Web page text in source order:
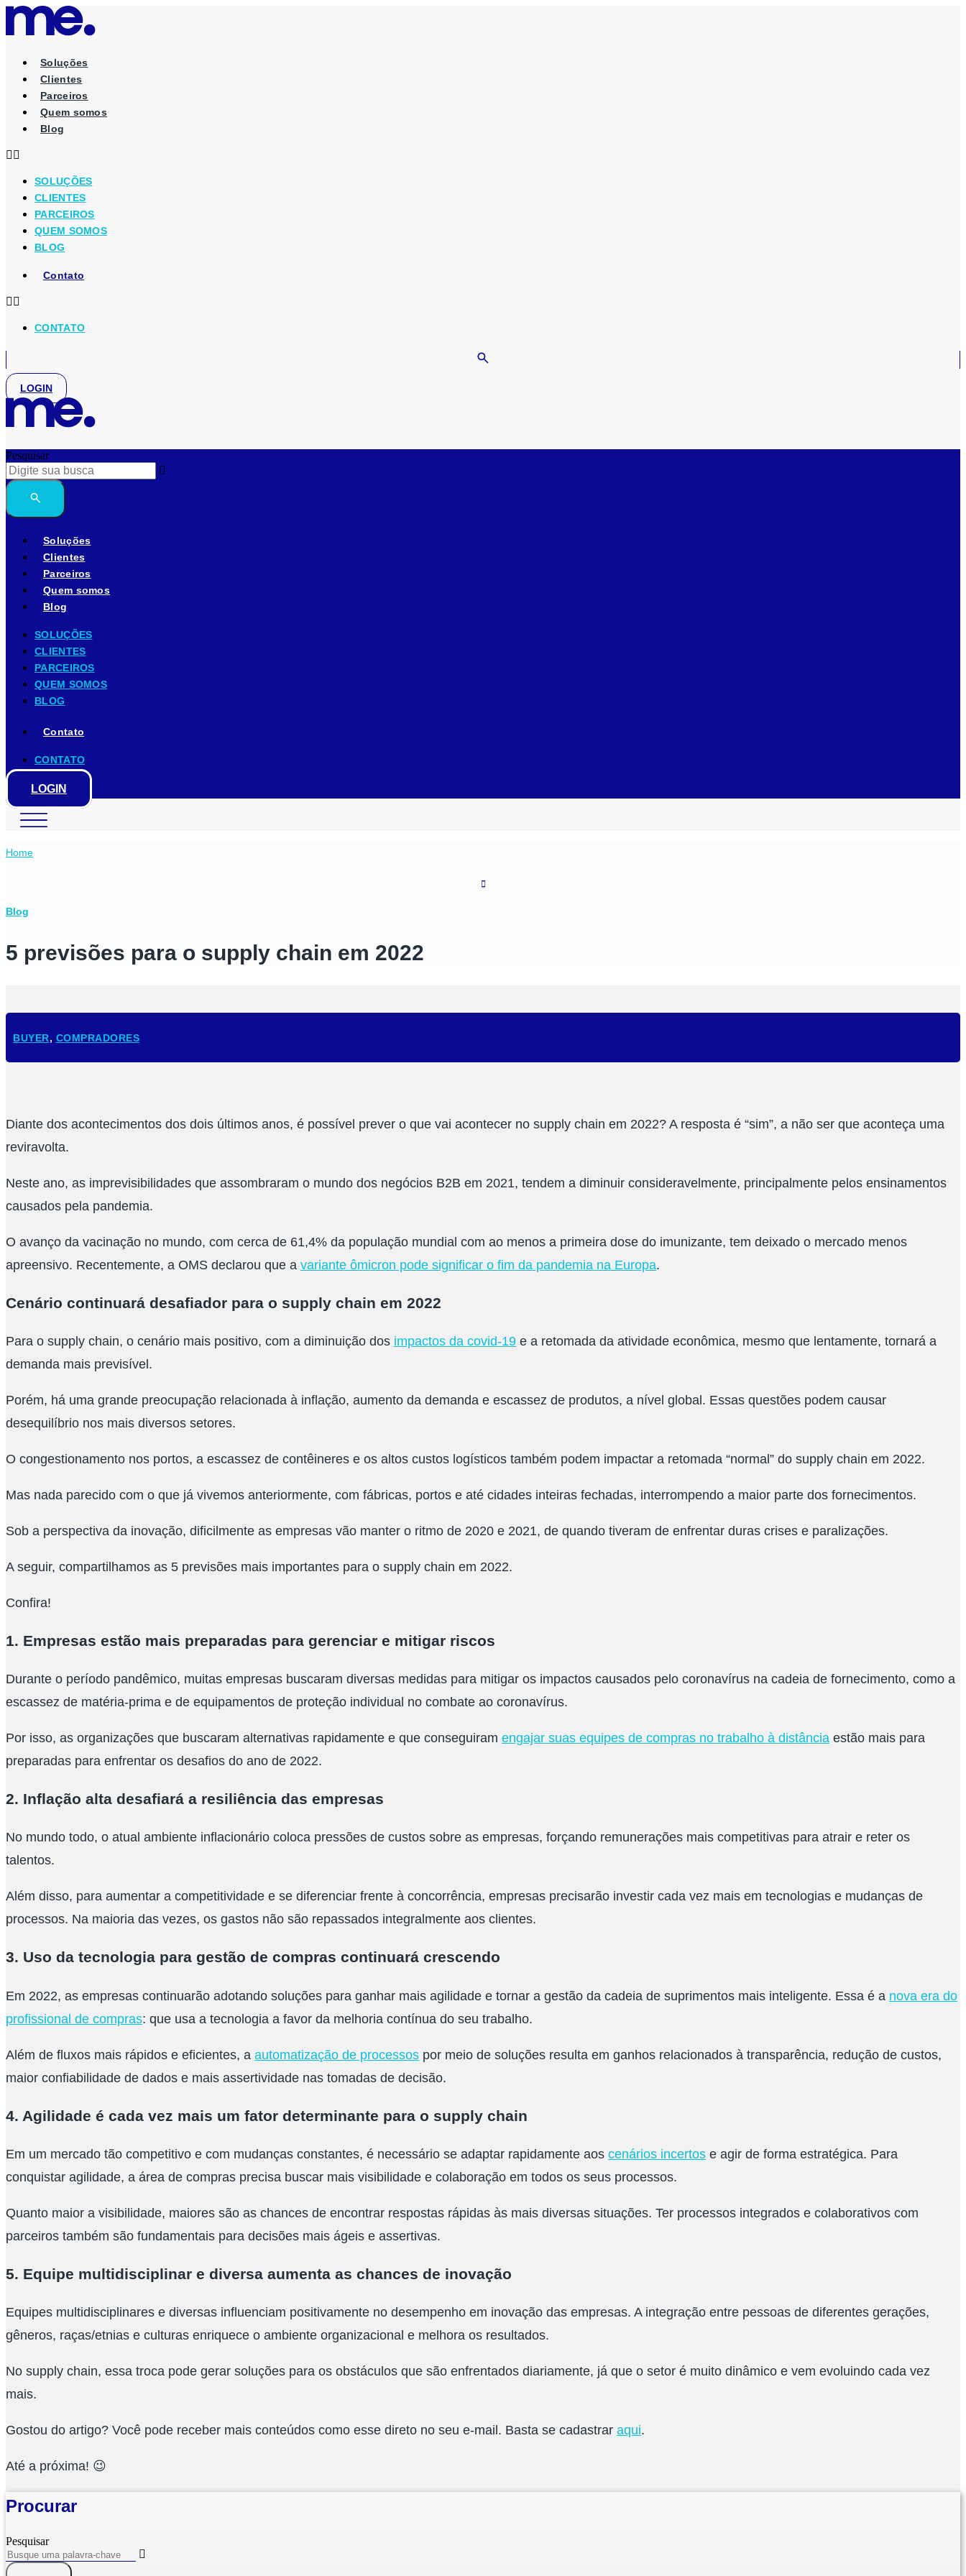
o
Soluções
Clientes
Parceiros
Quem somos
Blog
SOLUÇÕES
CLIENTES
PARCEIROS
QUEM SOMOS
BLOG
Contato
CONTATO
LOGIN
Pesquisar
Soluções
Clientes
Parceiros
Quem somos
Blog
SOLUÇÕES
CLIENTES
PARCEIROS
QUEM SOMOS
BLOG
Contato
CONTATO
LOGIN
Home
Blog
5 previsões para o supply chain em 2022
BUYER, COMPRADORES
Diante dos acontecimentos dos dois últimos anos, é possível prever o que vai acontecer no supply chain em 2022? A resposta é “sim”, a não ser que aconteça uma
reviravolta.
Neste ano, as imprevisibilidades que assombraram o mundo dos negócios B2B em 2021, tendem a diminuir consideravelmente, principalmente pelos ensinamentos
causados pela pandemia.
O avanço da vacinação no mundo, com cerca de 61,4% da população mundial com ao menos a primeira dose do imunizante, tem deixado o mercado menos
apreensivo. Recentemente, a OMS declarou que a variante ômicron pode significar o fim da pandemia na Europa.
Cenário continuará desafiador para o supply chain em 2022
Para o supply chain, o cenário mais positivo, com a diminuição dos impactos da covid-19 e a retomada da atividade econômica, mesmo que lentamente, tornará a
demanda mais previsível.
Porém, há uma grande preocupação relacionada à inflação, aumento da demanda e escassez de produtos, a nível global. Essas questões podem causar
desequilíbrio nos mais diversos setores.
O congestionamento nos portos, a escassez de contêineres e os altos custos logísticos também podem impactar a retomada “normal” do supply chain em 2022.
Mas nada parecido com o que já vivemos anteriormente, com fábricas, portos e até cidades inteiras fechadas, interrompendo a maior parte dos fornecimentos.
Sob a perspectiva da inovação, dificilmente as empresas vão manter o ritmo de 2020 e 2021, de quando tiveram de enfrentar duras crises e paralizações.
A seguir, compartilhamos as 5 previsões mais importantes para o supply chain em 2022.
Confira!
1. Empresas estão mais preparadas para gerenciar e mitigar riscos
Durante o período pandêmico, muitas empresas buscaram diversas medidas para mitigar os impactos causados pelo coronavírus na cadeia de fornecimento, como a
escassez de matéria-prima e de equipamentos de proteção individual no combate ao coronavírus.
Por isso, as organizações que buscaram alternativas rapidamente e que conseguiram engajar suas equipes de compras no trabalho à distância estão mais para
preparadas para enfrentar os desafios do ano de 2022.
2. Inflação alta desafiará a resiliência das empresas
No mundo todo, o atual ambiente inflacionário coloca pressões de custos sobre as empresas, forçando remunerações mais competitivas para atrair e reter os
talentos.
Além disso, para aumentar a competitividade e se diferenciar frente à concorrência, empresas precisarão investir cada vez mais em tecnologias e mudanças de
processos. Na maioria das vezes, os gastos não são repassados integralmente aos clientes.
3. Uso da tecnologia para gestão de compras continuará crescendo
Em 2022, as empresas continuarão adotando soluções para ganhar mais agilidade e tornar a gestão da cadeia de suprimentos mais inteligente. Essa é a nova era do
profissional de compras: que usa a tecnologia a favor da melhoria contínua do seu trabalho.
Além de fluxos mais rápidos e eficientes, a automatização de processos por meio de soluções resulta em ganhos relacionados à transparência, redução de custos,
maior confiabilidade de dados e mais assertividade nas tomadas de decisão.
4. Agilidade é cada vez mais um fator determinante para o supply chain
Em um mercado tão competitivo e com mudanças constantes, é necessário se adaptar rapidamente aos cenários incertos e agir de forma estratégica. Para
conquistar agilidade, a área de compras precisa buscar mais visibilidade e colaboração em todos os seus processos.
Quanto maior a visibilidade, maiores são as chances de encontrar respostas rápidas às mais diversas situações. Ter processos integrados e colaborativos com
parceiros também são fundamentais para decisões mais ágeis e assertivas.
5. Equipe multidisciplinar e diversa aumenta as chances de inovação
Equipes multidisciplinares e diversas influenciam positivamente no desempenho em inovação das empresas. A integração entre pessoas de diferentes gerações,
gêneros, raças/etnias e culturas enriquece o ambiente organizacional e melhora os resultados.
No supply chain, essa troca pode gerar soluções para os obstáculos que são enfrentados diariamente, já que o setor é muito dinâmico e vem evoluindo cada vez
mais.
Gostou do artigo? Você pode receber mais conteúdos como esse direto no seu e-mail. Basta se cadastrar aqui.
Até a próxima! 😉
Procurar
Pesquisar